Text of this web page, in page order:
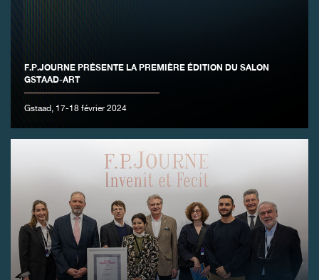
F.P.JOURNE PRÉSENTE LA PREMIÈRE ÉDITION DU SALON
GSTAAD-ART
Gstaad, 17-18 février 2024